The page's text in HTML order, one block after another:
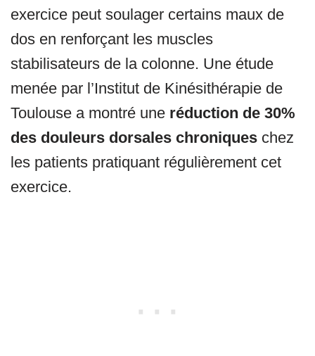
exercice peut soulager certains maux de
dos en renforçant les muscles
stabilisateurs de la colonne. Une étude
menée par l’Institut de Kinésithérapie de
Toulouse a montré une réduction de 30%
des douleurs dorsales chroniques chez
les patients pratiquant régulièrement cet
exercice.